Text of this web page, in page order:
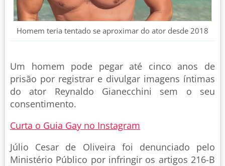
Homem teria tentado se aproximar do ator desde 2018
Um homem pode pegar até cinco anos de
prisão por registrar e divulgar imagens íntimas
do ator Reynaldo Gianecchini sem o seu
consentimento.
Curta o Guia Gay no Instagram
Júlio Cesar de Oliveira foi denunciado pelo
Ministério Público por infringir os artigos 216-B